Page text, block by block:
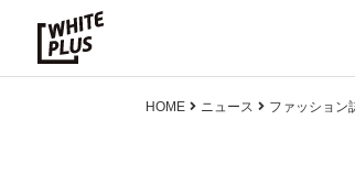
HOME ニュース ファッション